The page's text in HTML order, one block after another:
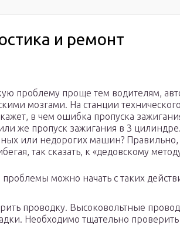
и ремонт
проблему проще тем водителям,
мозгами. На станции
в чем ошибка пропуска
же пропуск зажигания в 3 цилиндре.
или недорогих машин?
так сказать, к «дедовскому
проблемы можно начать с таких
проводку. Высоковольтные
Необходимо тщательно